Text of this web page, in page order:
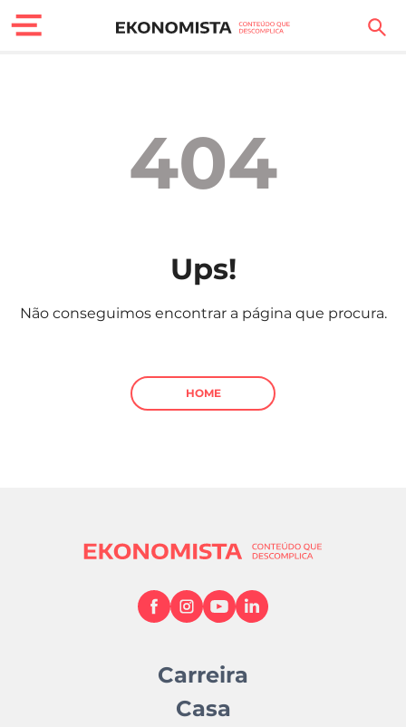
Carreira
Sociedade
Negócios
404
Ups!
Não conseguimos encontrar a página que procura.
HOME
Carreira
Casa